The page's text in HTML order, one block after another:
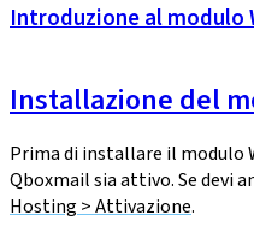
Introduzione al modulo
Installazione del
Prima di installare il modulo
Qboxmail sia attivo. Se devi
Hosting > Attivazione.